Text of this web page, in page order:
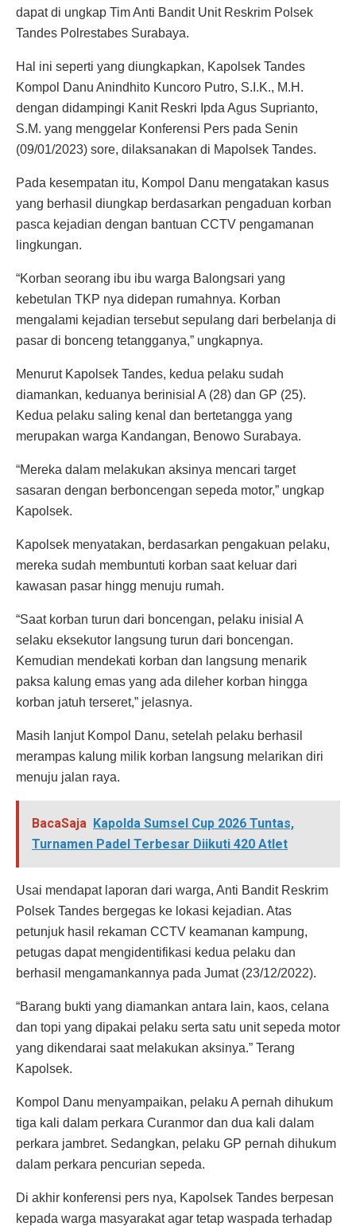
dapat di ungkap Tim Anti Bandit Unit Reskrim Polsek
Tandes Polrestabes Surabaya.
Hal ini seperti yang diungkapkan, Kapolsek Tandes
Kompol Danu Anindhito Kuncoro Putro, S.I.K., M.H.
dengan didampingi Kanit Reskri Ipda Agus Suprianto,
S.M. yang menggelar Konferensi Pers pada Senin
(09/01/2023) sore, dilaksanakan di Mapolsek Tandes.
Pada kesempatan itu, Kompol Danu mengatakan kasus
yang berhasil diungkap berdasarkan pengaduan korban
pasca kejadian dengan bantuan CCTV pengamanan
lingkungan.
“Korban seorang ibu ibu warga Balongsari yang
kebetulan TKP nya didepan rumahnya. Korban
mengalami kejadian tersebut sepulang dari berbelanja di
pasar di bonceng tetangganya,” ungkapnya.
Menurut Kapolsek Tandes, kedua pelaku sudah
diamankan, keduanya berinisial A (28) dan GP (25).
Kedua pelaku saling kenal dan bertetangga yang
merupakan warga Kandangan, Benowo Surabaya.
“Mereka dalam melakukan aksinya mencari target
sasaran dengan berboncengan sepeda motor,” ungkap
Kapolsek.
Kapolsek menyatakan, berdasarkan pengakuan pelaku,
mereka sudah membuntuti korban saat keluar dari
kawasan pasar hingg menuju rumah.
“Saat korban turun dari boncengan, pelaku inisial A
selaku eksekutor langsung turun dari boncengan.
Kemudian mendekati korban dan langsung menarik
paksa kalung emas yang ada dileher korban hingga
korban jatuh terseret,” jelasnya.
Masih lanjut Kompol Danu, setelah pelaku berhasil
merampas kalung milik korban langsung melarikan diri
menuju jalan raya.
BacaSaja Kapolda Sumsel Cup 2026 Tuntas,
Turnamen Padel Terbesar Diikuti 420 Atlet
Usai mendapat laporan dari warga, Anti Bandit Reskrim
Polsek Tandes bergegas ke lokasi kejadian. Atas
petunjuk hasil rekaman CCTV keamanan kampung,
petugas dapat mengidentifikasi kedua pelaku dan
berhasil mengamankannya pada Jumat (23/12/2022).
“Barang bukti yang diamankan antara lain, kaos, celana
dan topi yang dipakai pelaku serta satu unit sepeda motor
yang dikendarai saat melakukan aksinya.” Terang
Kapolsek.
Kompol Danu menyampaikan, pelaku A pernah dihukum
tiga kali dalam perkara Curanmor dan dua kali dalam
perkara jambret. Sedangkan, pelaku GP pernah dihukum
dalam perkara pencurian sepeda.
Di akhir konferensi pers nya, Kapolsek Tandes berpesan
kepada warga masyarakat agar tetap waspada terhadap